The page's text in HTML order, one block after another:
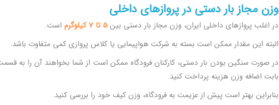
وزن مجاز بار دستی در پروازهای داخلی
در اغلب پروازهای داخلی ایران، وزن مجاز بار دستی بین5 تا 7 کیلوگرم
است.
البته این مقدار ممکن است بسته به شرکت هواپیمایی یا کلاس پروازی کمی متفاوت باشد.
در صورت سنگین بودن بار دستی، کارکنان فرودگاه ممکن است از شما بخواهند آن را به
بابت اضافه وزن هزینه پرداخت کنید.
بنابراین بهتر است پیش از عزیمت به فرودگاه، وزن کیف خود را بررسی کنید.